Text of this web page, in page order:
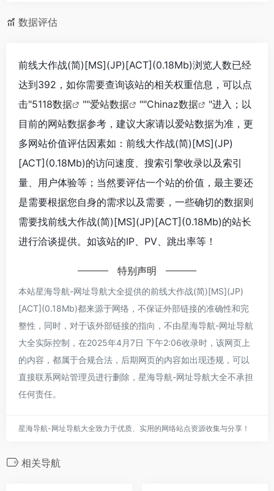
数据评估
前线大作战(简)[MS](JP)[ACT](0.18Mb)浏览人数已经
达到392，如你需要查询该站的相关权重信息，可以点
击"5118数据 ""爱站数据 ""Chinaz数据
"进入；以
目前的网站数据参考，建议大家请以爱站数据为准，更
多网站价值评估因素如：前线大作战(简)[MS](JP)
[ACT](0.18Mb)的访问速度、搜索引擎收录以及索引
量、用户体验等；当然要评估一个站的价值，最主要还
是需要根据您自身的需求以及需要，一些确切的数据则
需要找前线大作战(简)[MS](JP)[ACT](0.18Mb)的站长
进行洽谈提供。如该站的IP、PV、跳出率等！
特别声明
本站星海导航-网址导航大全提供的前线大作战(简)[MS](JP)
[ACT](0.18Mb)都来源于网络，不保证外部链接的准确性和完
整性，同时，对于该外部链接的指向，不由星海导航-网址导航
大全实际控制，在2025年4月7日 下午2:06收录时，该网页上
的内容，都属于合规合法，后期网页的内容如出现违规，可以
直接联系网站管理员进行删除，星海导航-网址导航大全不承担
任何责任。
星海导航-网址导航大全致力于优质、实用的网络站点资源收集与分享！
相关导航